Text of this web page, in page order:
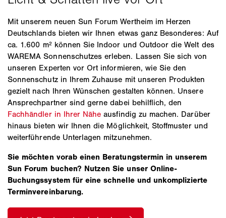
Mit unserem neuen Sun Forum Wertheim im Herzen
Deutschlands bieten wir Ihnen etwas ganz Besonderes: Auf
ca. 1.600 m² können Sie Indoor und Outdoor die Welt des
WAREMA Sonnenschutzes erleben. Lassen Sie sich von
unseren Experten vor Ort informieren, wie Sie den
Sonnenschutz in Ihrem Zuhause mit unseren Produkten
gezielt nach Ihren Wünschen gestalten können. Unsere
Ansprechpartner sind gerne dabei behilflich, den
Fachhändler in Ihrer Nähe ausfindig zu machen. Darüber
hinaus bieten wir Ihnen die Möglichkeit, Stoffmuster und
weiterführende Unterlagen mitzunehmen.
Sie möchten vorab einen Beratungstermin in unserem
Sun Forum buchen? Nutzen Sie unser Online-
Buchungssystem für eine schnelle und unkomplizierte
Terminvereinbarung.